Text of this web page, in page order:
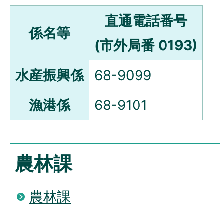
係名等
直通電話番号
(市外局番 0193)
水産振興係
68-9099
漁港係
68-9101
農林課
農林課